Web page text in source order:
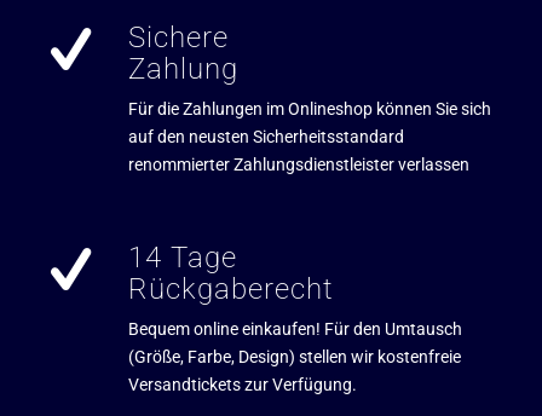
Sichere
Zahlung
Für die Zahlungen im Onlineshop können Sie sich
auf den neusten Sicherheitsstandard
renommierter Zahlungsdienstleister verlassen
14 Tage
Rückgaberecht
Bequem online einkaufen! Für den Umtausch
(Größe, Farbe, Design) stellen wir kostenfreie
Versandtickets zur Verfügung.